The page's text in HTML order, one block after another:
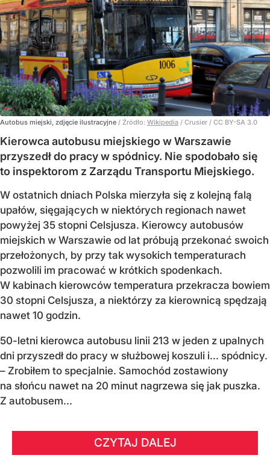
Autobus miejski, zdjęcie ilustracyjne / Źródło: Wikipedia / Crusier / CC BY-SA 3.0
Kierowca autobusu miejskiego w Warszawie
przyszedł do pracy w spódnicy. Nie spodobało się
to inspektorom z Zarządu Transportu Miejskiego.
W ostatnich dniach Polska mierzyła się z kolejną falą
upałów, sięgających w niektórych regionach nawet
powyżej 35 stopni Celsjusza. Kierowcy autobusów
miejskich w Warszawie od lat próbują przekonać swoich
przełożonych, by przy tak wysokich temperaturach
pozwolili im pracować w krótkich spodenkach.
W kabinach kierowców temperatura przekracza bowiem
30 stopni Celsjusza, a niektórzy za kierownicą spędzają
nawet 10 godzin.
50-letni kierowca autobusu linii 213 w jeden z upalnych
dni przyszedł do pracy w służbowej koszuli i... spódnicy.
– Zrobiłem to specjalnie. Samochód zostawiony
na słońcu nawet na 20 minut nagrzewa się jak puszka.
Z autobusem...
CZYTAJ DALEJ